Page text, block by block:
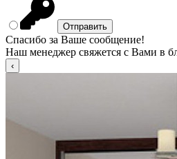
Спасибо за Ваше сообщение!
Наш менеджер свяжется с Вами в